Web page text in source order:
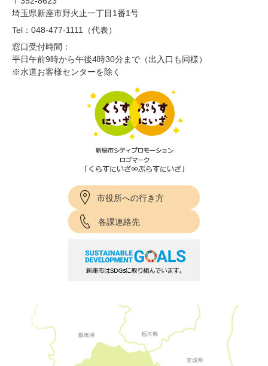
埼玉県新座市野火止一丁目1番1号
Tel：048-477-1111（代表）
窓口受付時間：
平日午前9時から午後4時30分まで（出入口も同様）
※水道お客様センターを除く
市役所への行き方
各課連絡先